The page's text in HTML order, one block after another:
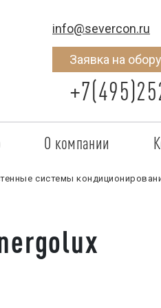
info@severcon.ru
Заявка на
О компании
SEVERCON
Новости
системы